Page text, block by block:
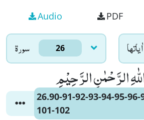
Audio PDF
سورۃ 26 اٰياتها
الرَّحْمٰنِ الرَّحِیْمِ
26.90-91-92-93-94-95-96-
101-102